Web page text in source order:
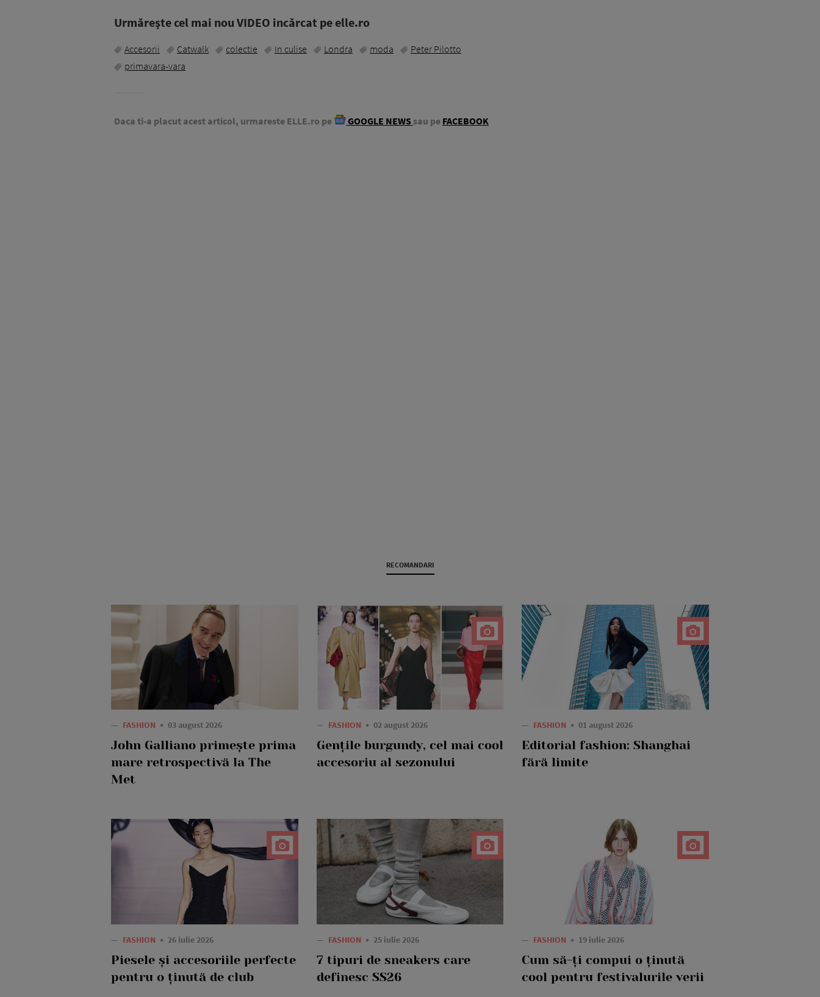
Urmăreşte cel mai nou VIDEO incărcat pe elle.ro
Accesorii Catwalk colectie In culise Londra moda
Peter Pilotto
primavara-vara
Daca ti-a placut acest articol, urmareste ELLE.ro pe GOOGLE NEWS sau pe FACEBOOK
RECOMANDARI
— FASHION 03 august 2026
John Galliano primește prima
mare retrospectivă la The
Met
— FASHION 02 august 2026
Gențile burgundy, cel mai cool
accesoriu al sezonului
— FASHION 01 august 2026
Editorial fashion: Shanghai
fără limite
— FASHION 26 iulie 2026
Piesele și accesoriile perfecte
pentru o ținută de club
— FASHION 25 iulie 2026
7 tipuri de sneakers care
definesc SS26
— FASHION 19 iulie 2026
Cum să-ți compui o ținută
cool pentru festivalurile verii